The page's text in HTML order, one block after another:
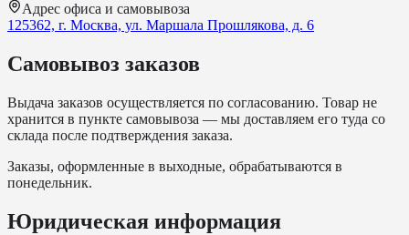
Адрес офиса и самовывоза
125362, г. Москва, ул. Маршала Прошлякова, д. 6
Самовывоз заказов
Выдача заказов осуществляется по согласованию. Товар не
хранится в пункте самовывоза — мы доставляем его туда со
склада после подтверждения заказа.
Заказы, оформленные в выходные, обрабатываются в
понедельник.
Юридическая информация